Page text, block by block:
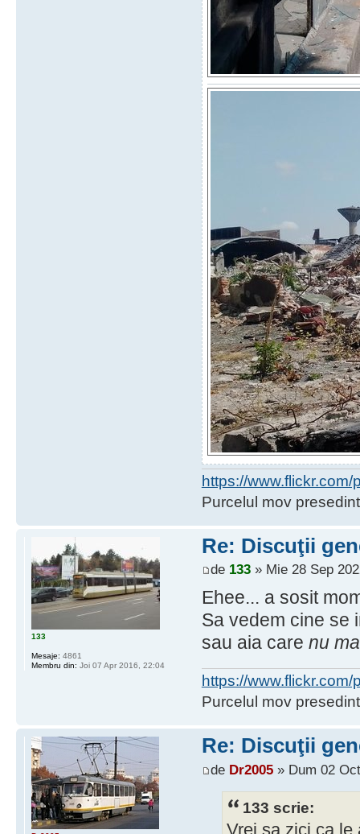
https://
Purcelul mov
Re: Discuţii
de 133» Mie 28 Sep
Ehee... a sosit
Sa vedem cine se
sau aia care nu
https://
Purcelul mov
133
Mesaje: 4861
Membru din: Joi 07 Apr 2016, 22:04
Re: Discuţii
de Dr2005» Dum 02
133 scrie:
Vrei sa zici ca le